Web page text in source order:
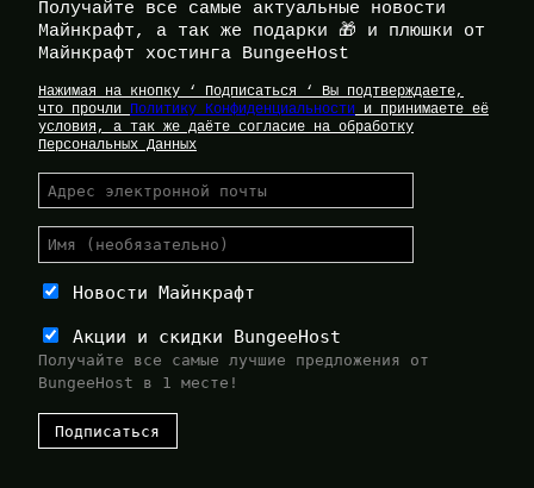
Получайте все самые актуальные новости
Майнкрафт, а так же подарки 🎁 и плюшки от
Майнкрафт хостинга BungeeHost
Нажимая на кнопку ‘ Подписаться ‘ Вы подтверждаете,
что прочли Политику Конфиденциальности и принимаете её
условия, а так же даёте согласие на обработку
Персональных Данных
Новости Майнкрафт
Акции и скидки BungeeHost
Получайте все самые лучшие предложения от
BungeeHost в 1 месте!